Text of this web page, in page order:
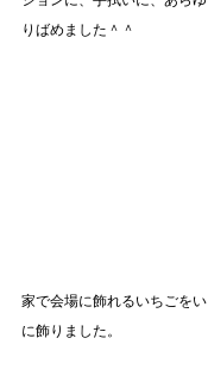
りばめました＾＾
家で会場に飾れるいちごを
に飾りました。